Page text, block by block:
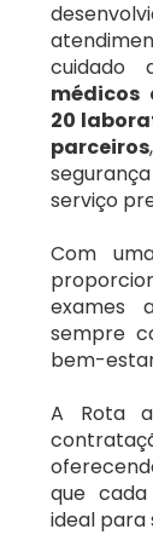
Select
Unimed
UsiSaúde
Planos
Amil
Hapvida
MedGold
Petrolina/
cuidado
médicos
20
parceiros
serviço
Com
exames
sempre
bem-
A Rota
que
ideal para